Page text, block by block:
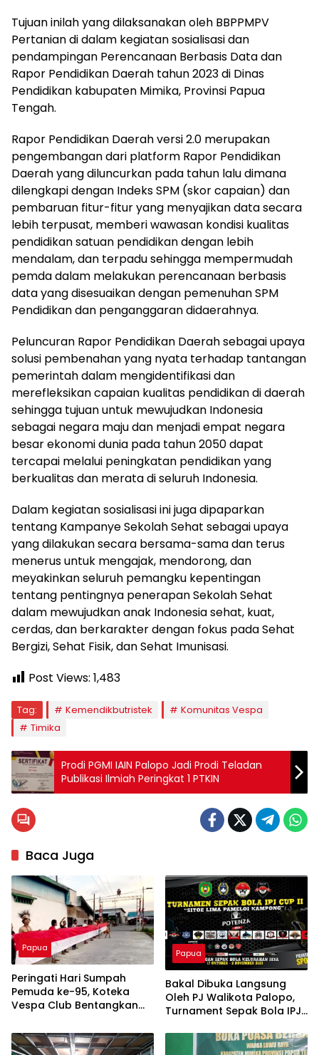
Tujuan inilah yang dilaksanakan oleh BBPPMPV
Pertanian di dalam kegiatan sosialisasi dan
pendampingan Perencanaan Berbasis Data dan
Rapor Pendidikan Daerah tahun 2023 di Dinas
Pendidikan kabupaten Mimika, Provinsi Papua
Tengah.
Rapor Pendidikan Daerah versi 2.0 merupakan
pengembangan dari platform Rapor Pendidikan
Daerah yang diluncurkan pada tahun lalu dimana
dilengkapi dengan Indeks SPM (skor capaian) dan
pembaruan fitur-fitur yang menyajikan data secara
lebih terpusat, memberi wawasan kondisi kualitas
pendidikan satuan pendidikan dengan lebih
mendalam, dan terpadu sehingga mempermudah
pemda dalam melakukan perencanaan berbasis
data yang disesuaikan dengan pemenuhan SPM
Pendidikan dan penganggaran didaerahnya.
Peluncuran Rapor Pendidikan Daerah sebagai upaya
solusi pembenahan yang nyata terhadap tantangan
pemerintah dalam mengidentifikasi dan
merefleksikan capaian kualitas pendidikan di daerah
sehingga tujuan untuk mewujudkan Indonesia
sebagai negara maju dan menjadi empat negara
besar ekonomi dunia pada tahun 2050 dapat
tercapai melalui peningkatan pendidikan yang
berkualitas dan merata di seluruh Indonesia.
Dalam kegiatan sosialisasi ini juga dipaparkan
tentang Kampanye Sekolah Sehat sebagai upaya
yang dilakukan secara bersama-sama dan terus
menerus untuk mengajak, mendorong, dan
meyakinkan seluruh pemangku kepentingan
tentang pentingnya penerapan Sekolah Sehat
dalam mewujudkan anak Indonesia sehat, kuat,
cerdas, dan berkarakter dengan fokus pada Sehat
Bergizi, Sehat Fisik, dan Sehat Imunisasi.
Post Views: 1,483
Tag: Kemendikbutristek
Komunitas Vespa
Timika
Prodi PGMI IAIN Palopo Jadi Prodi Teladan
Publikasi Ilmiah Peringkat 1 PTKIN
Baca Juga
Papua
Peringati Hari Sumpah
Pemuda ke-95, Koteka
Vespa Club Bentangkan
Papua
Bakal Dibuka Langsung
Oleh PJ Walikota Palopo,
Turnament Sepak Bola IPJ